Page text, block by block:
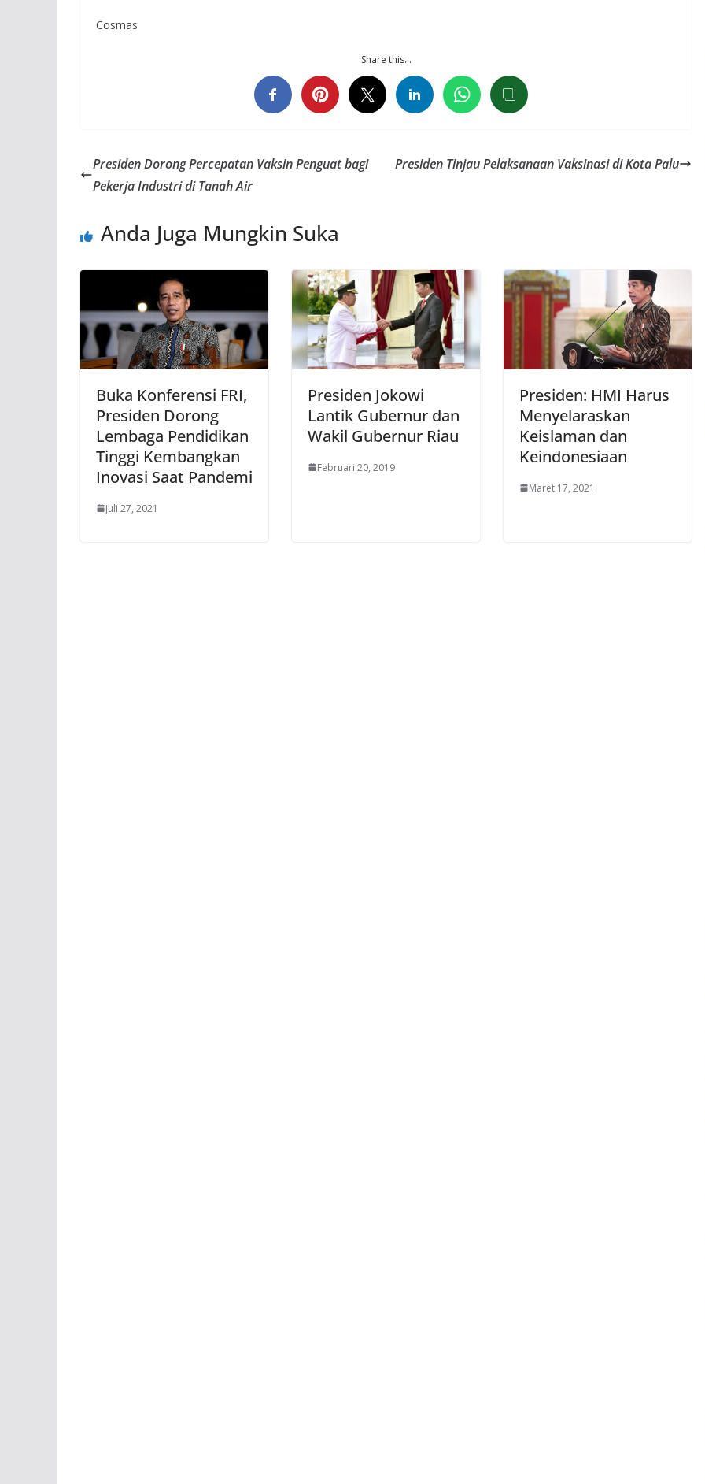
Cosmas
Share this…
Presiden Dorong Percepatan Vaksin Penguat bagi
Pekerja Industri di Tanah Air
Presiden Tinjau Pelaksanaan Vaksinasi di Kota Palu
Anda Juga Mungkin Suka
Buka Konferensi FRI,
Presiden Dorong
Lembaga Pendidikan
Tinggi Kembangkan
Inovasi Saat Pandemi
Juli 27, 2021
Presiden Jokowi
Lantik Gubernur dan
Wakil Gubernur Riau
Februari 20, 2019
Presiden: HMI Harus
Menyelaraskan
Keislaman dan
Keindonesiaan
Maret 17, 2021